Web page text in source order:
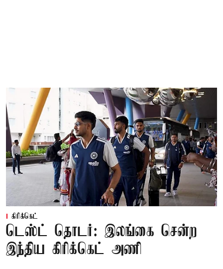
கிரிக்கெட்
டெஸ்ட் தொடர்: இலங்கை சென்ற
இந்திய கிரிக்கெட் அணி